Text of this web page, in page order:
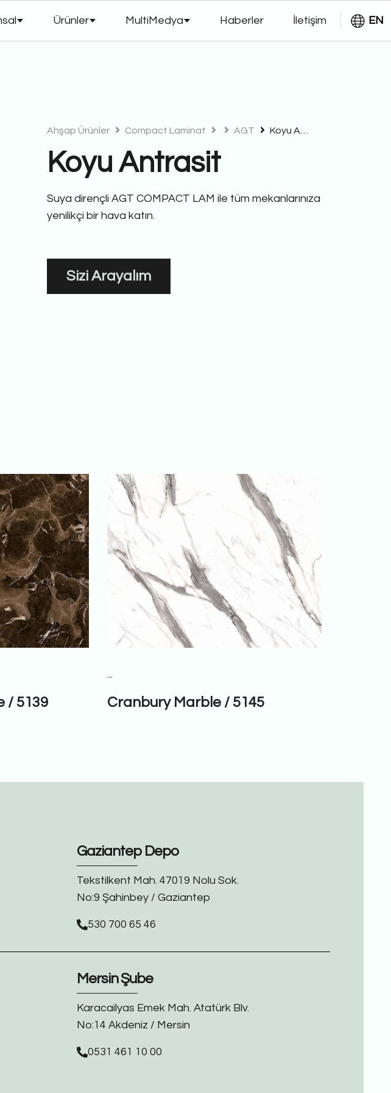
Ürünler MultiMedya Haberler İletişim EN
Ahşap Ürünler Compact Laminat AGT Koyu Antrasit
Koyu Antrasit
Suya dirençli AGT COMPACT LAM ile tüm mekanlarınıza
yenilikçi bir hava katın.
Sizi Arayalım
/ 5139
...
Cranbury Marble / 5145
Gaziantep Depo
Tekstilkent Mah. 47019 Nolu Sok.
No:9 Şahinbey / Gaziantep
530 700 65 46
Mersin Şube
Karacailyas Emek Mah. Atatürk Blv.
No:14 Akdeniz / Mersin
0531 461 10 00